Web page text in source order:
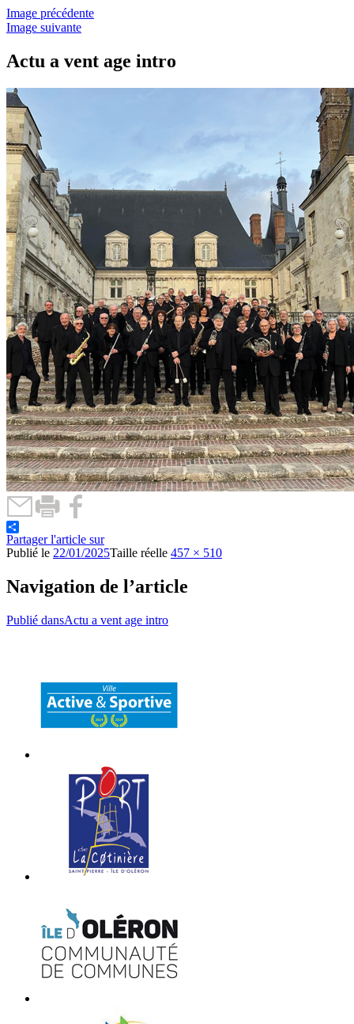
Image précédente
Image suivante
Actu a vent age intro
Partager l'article sur
Publié le 22/01/2025Taille réelle 457 × 510
Navigation de l’article
Publié dansActu a vent age intro